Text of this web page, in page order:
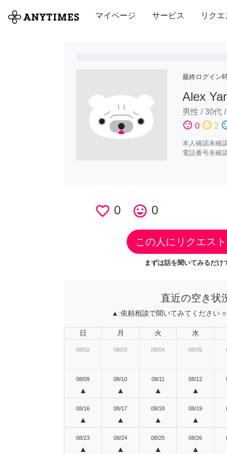
マイページ サービス リクエ
全て 修理・組立 家事 引っ越し
最終ログイン
Alex
男性 /30代 /
sentiment_satisfied 0 sentiment_neutral 2
本人確認未確
電話番号未確
favorite_border 0 tag_faces 0
この人にリクエス
まずは話を聞いてみるだけ
直近の空き状
▲:依頼相談で聞いてみてください ○:
日 月 火 水
08/02 08/03 08/04 08/05
08/09
▲
08/10
▲
08/11
▲
08/12
▲
08/16
▲
08/17
▲
08/18
▲
08/19
▲
08/23
▲
08/24
▲
08/25
▲
08/26
▲